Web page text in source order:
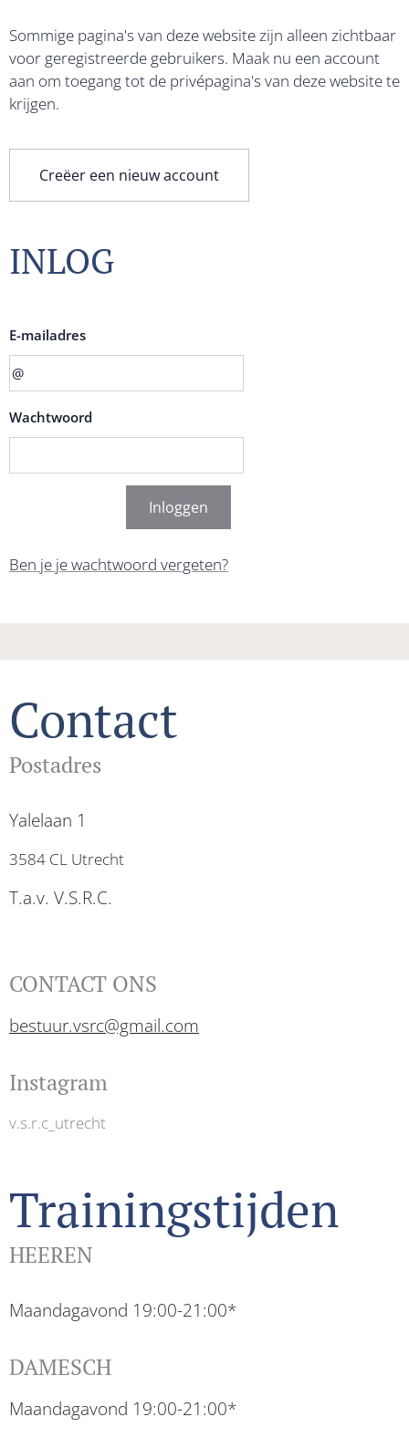
Sommige pagina's van deze website zijn alleen zichtbaar
voor geregistreerde gebruikers. Maak nu een account
aan om toegang tot de privépagina's van deze website te
krijgen.
Creëer een nieuw account
INLOG
E-mailadres
Wachtwoord
Inloggen
Ben je je wachtwoord vergeten?
Contact
Postadres
Yalelaan 1
3584 CL Utrecht
T.a.v. V.S.R.C.
CONTACT ONS
bestuur.vsrc@gmail.com
Instagram
v.s.r.c_utrecht
Trainingstijden
HEEREN
Maandagavond 19:00-21:00*
DAMESCH
Maandagavond 19:00-21:00*